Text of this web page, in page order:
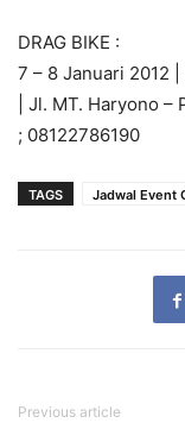
DRAG BIKE :
7 – 8 Januari 2012 |
| Jl. MT. Haryono –
; 08122786190
TAGS Jadwal Event
Previous article